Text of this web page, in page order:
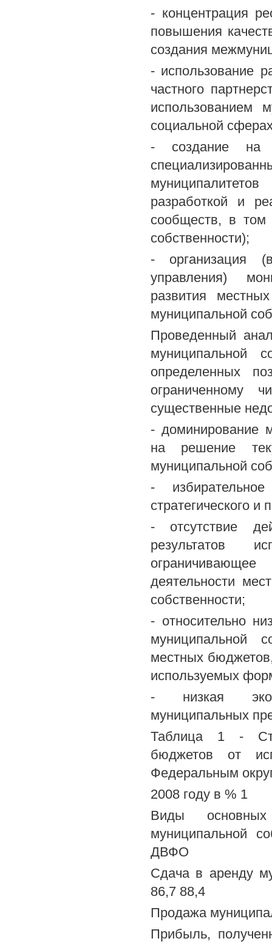
- концентрация
повышения
создания
- использование
частного
использованием
социальной
- создание на
разработкой и
сообществ, в том
собственности);
- организация
управления)
развития
муниципальной
Проведенный
муниципальной
определенных
ограниченному
существенные
- доминирование
на решение
муниципальной
-
стратегического
- отсутствие
результатов
деятельности
собственности;
- относительно
муниципальной
местных
используемых
- низкая
муниципальных
Таблица 1 -
бюджетов от
Федеральным
2008 году в % 1
Виды
ДВФО
Сдача в аренду
86,7 88,4
Продажа
Прибыль,